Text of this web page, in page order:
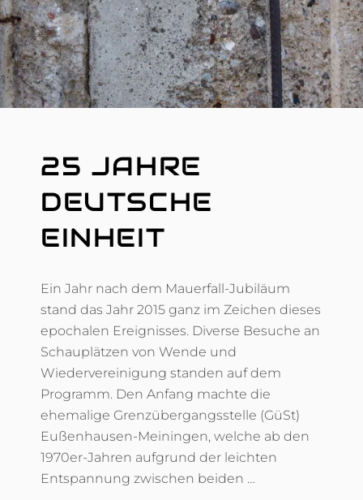
25 JAHRE
DEUTSCHE
EINHEIT
Ein Jahr nach dem Mauerfall-Jubiläum
stand das Jahr 2015 ganz im Zeichen dieses
epochalen Ereignisses. Diverse Besuche an
Schauplätzen von Wende und
Wiedervereinigung standen auf dem
Programm. Den Anfang machte die
ehemalige Grenzübergangsstelle (GüSt)
Eußenhausen-Meiningen, welche ab den
1970er-Jahren aufgrund der leichten
Entspannung zwischen beiden …